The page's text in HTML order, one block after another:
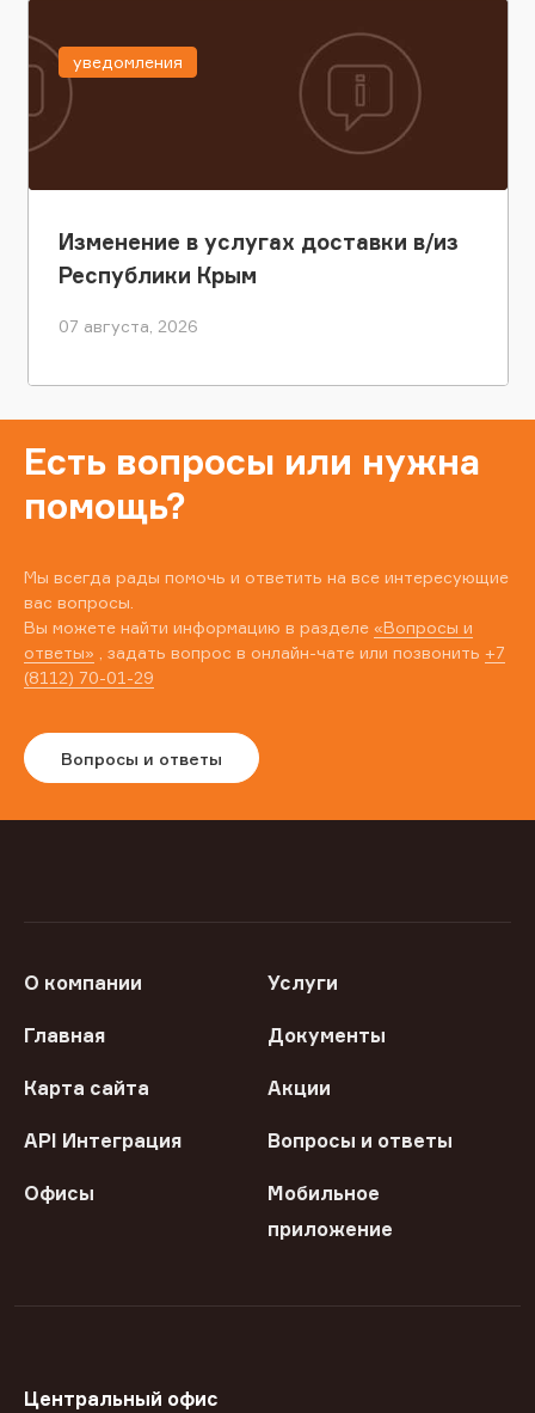
Изменение в услугах доставки в/из
Республики Крым
07 августа, 2026
уведомления
Есть вопросы или нужна
помощь?
Мы всегда рады помочь и ответить на все интересующие
вас вопросы.
Вы можете найти информацию в разделе «Вопросы и
ответы» , задать вопрос в онлайн-чате или позвонить +7
(8112) 70-01-29
Вопросы и ответы
О компании Услуги
Главная Документы
Карта сайта Акции
API Интеграция Вопросы и ответы
Офисы
Мобильное
приложение
Центральный офис